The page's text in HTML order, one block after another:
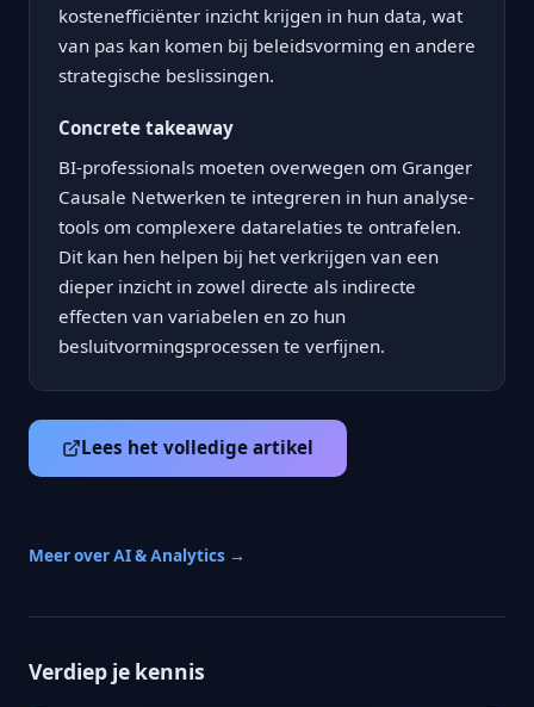
kostenefficiënter inzicht krijgen in hun data, wat
van pas kan komen bij beleidsvorming en andere
strategische beslissingen.
Concrete takeaway
BI-professionals moeten overwegen om Granger
Causale Netwerken te integreren in hun analyse-
tools om complexere datarelaties te ontrafelen.
Dit kan hen helpen bij het verkrijgen van een
dieper inzicht in zowel directe als indirecte
effecten van variabelen en zo hun
besluitvormingsprocessen te verfijnen.
Lees het volledige artikel
Meer over AI & Analytics →
Verdiep je kennis